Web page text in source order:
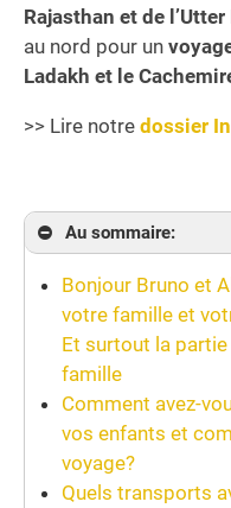
Rajasthan et de
au nord pour un
Ladakh et le
>> Lire notre dossier
Au sommaire:
Bonjour Bruno et
votre famille et
Et surtout la
famille
Comment avez-
vos enfants et
voyage?
Quels transports